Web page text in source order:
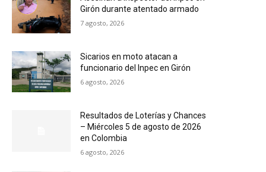
Girón durante atentado armado
7 agosto, 2026
Sicarios en moto atacan a
funcionario del Inpec en Girón
6 agosto, 2026
Resultados de Loterías y Chances
– Miércoles 5 de agosto de 2026
en Colombia
6 agosto, 2026